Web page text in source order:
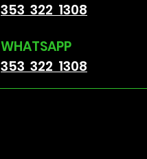
353 322 1308
WHATSAPP
353 322 1308